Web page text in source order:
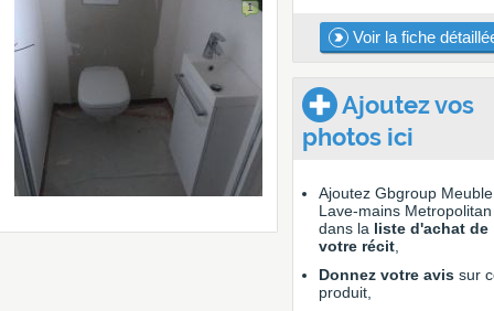
1
Voir la fiche
Ajoutez vos
photos ici
Ajoutez Gbgroup Meuble
Lave-mains Metropolitan
dans la liste d'achat de
votre récit,
Donnez votre avis sur
produit,